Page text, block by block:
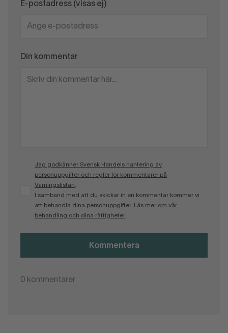
E-postadress (visas ej)
Din kommentar
Jag godkänner Svensk Handels hantering av
personuppgifter och regler för kommentarer på
Varningslistan
I samband med att du skickar in en kommentar kommer vi
att behandla dina personuppgifter.
Läs mer om vår
behandling och dina rättigheter.
Kommentera
0 kommentarer